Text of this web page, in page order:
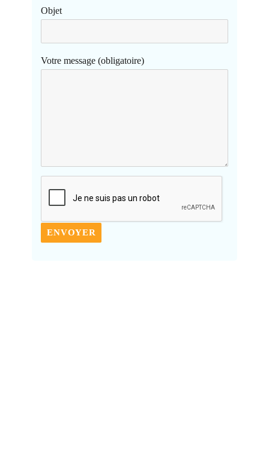
Objet
Votre message (obligatoire)